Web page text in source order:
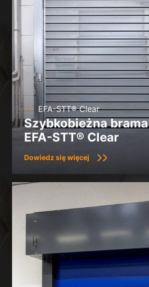
EFA-STT® Clear
Szybkobieżna
EFA-STT® Clear
Dowiedz się więcej
Polityka